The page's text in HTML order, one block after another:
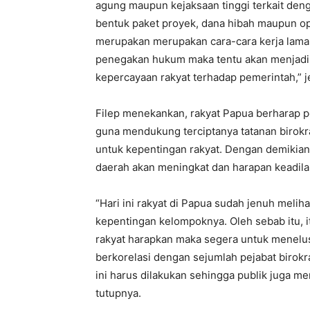
agung maupun kejaksaan tinggi terkait
bentuk paket proyek, dana hibah maupun
merupakan merupakan cara-cara kerja
penegakan hukum maka tentu akan
kepercayaan rakyat terhadap pemerintah,”
Filep menekankan, rakyat Papua berharap
guna mendukung terciptanya tatanan
untuk kepentingan rakyat. Dengan
daerah akan meningkat dan harapan
“Hari ini rakyat di Papua sudah jenuh
kepentingan kelompoknya. Oleh sebab itu,
rakyat harapkan maka segera untuk
berkorelasi dengan sejumlah pejabat
ini harus dilakukan sehingga publik juga
tutupnya.